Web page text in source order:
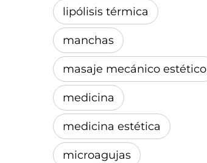
lipólisis térmica
manchas
masaje mecánico estético
medicina
medicina estética
microagujas